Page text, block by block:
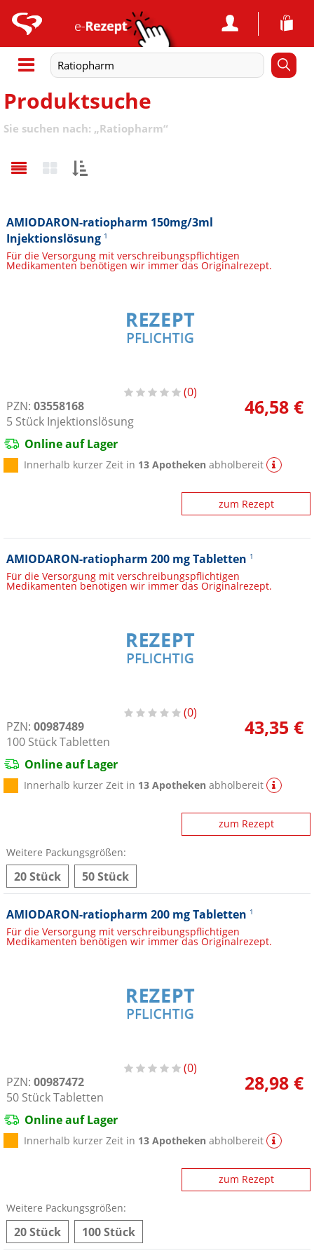
Produktsuche
Sie suchen nach: „Ratiopharm“
AMIODARON-ratiopharm 150mg/3ml
Injektionslösung 1
Für die Versorgung mit verschreibungspflichtigen
Medikamenten benötigen wir immer das Originalrezept.
0
PZN: 03558168
5 Stück Injektionslösung
46,58 €
Online auf Lager
Innerhalb kurzer Zeit in 13 Apotheken abholbereit
zum Rezept
AMIODARON-ratiopharm 200 mg Tabletten 1
Für die Versorgung mit verschreibungspflichtigen
Medikamenten benötigen wir immer das Originalrezept.
0
PZN: 00987489
100 Stück Tabletten
43,35 €
Online auf Lager
Innerhalb kurzer Zeit in 13 Apotheken abholbereit
zum Rezept
Weitere Packungsgrößen:
20 Stück 50 Stück
AMIODARON-ratiopharm 200 mg Tabletten 1
Für die Versorgung mit verschreibungspflichtigen
Medikamenten benötigen wir immer das Originalrezept.
0
PZN: 00987472
50 Stück Tabletten
28,98 €
Online auf Lager
Innerhalb kurzer Zeit in 13 Apotheken abholbereit
zum Rezept
Weitere Packungsgrößen:
20 Stück 100 Stück